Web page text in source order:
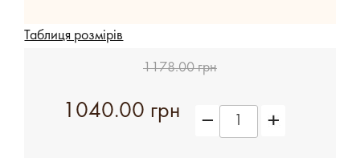
Таблиця розмірів
1178.00 грн
1040.00 грн